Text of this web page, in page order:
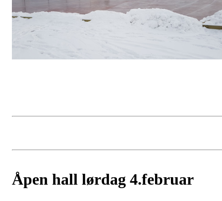
Åpen hall lørdag 4.februar